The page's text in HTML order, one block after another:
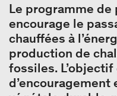
Le programme
encourage le
chauffées à
production de
fossiles.